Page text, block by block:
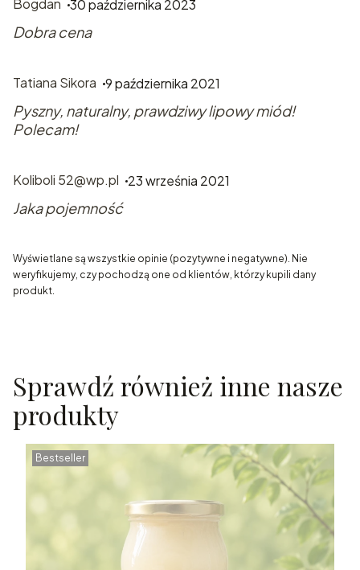
Bogdan 30 października 2023
Dobra cena
Tatiana Sikora 9 października 2021
Pyszny, naturalny, prawdziwy lipowy miód!
Polecam!
Koliboli 52@wp.pl 23 września 2021
Jaka pojemność
Wyświetlane są wszystkie opinie (pozytywne i negatywne). Nie
weryfikujemy, czy pochodzą one od klientów, którzy kupili dany
produkt.
Sprawdź również inne nasze
produkty
Bestseller